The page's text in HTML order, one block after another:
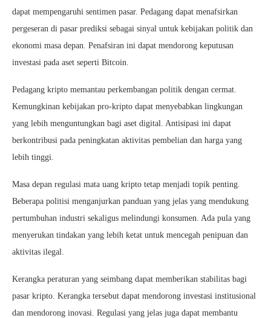
dapat mempengaruhi sentimen pasar. Pedagang dapat menafsirkan
pergeseran di pasar prediksi sebagai sinyal untuk kebijakan politik dan
ekonomi masa depan. Penafsiran ini dapat mendorong keputusan
investasi pada aset seperti Bitcoin.
Pedagang kripto memantau perkembangan politik dengan cermat.
Kemungkinan kebijakan pro-kripto dapat menyebabkan lingkungan
yang lebih menguntungkan bagi aset digital. Antisipasi ini dapat
berkontribusi pada peningkatan aktivitas pembelian dan harga yang
lebih tinggi.
Masa depan regulasi mata uang kripto tetap menjadi topik penting.
Beberapa politisi menganjurkan panduan yang jelas yang mendukung
pertumbuhan industri sekaligus melindungi konsumen. Ada pula yang
menyerukan tindakan yang lebih ketat untuk mencegah penipuan dan
aktivitas ilegal.
Kerangka peraturan yang seimbang dapat memberikan stabilitas bagi
pasar kripto. Kerangka tersebut dapat mendorong investasi institusional
dan mendorong inovasi. Regulasi yang jelas juga dapat membantu